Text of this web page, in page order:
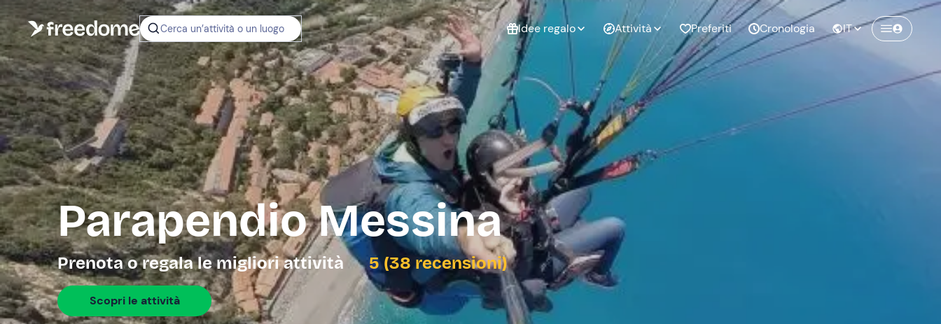
Cerca un’attività o un luogo Idee regalo
Non sai cosa
regalare?
Gift Card Freedome
Un regalo digitale che
lascia la libertà di
scegliere esperienze
outdoor in tutta Italia.
Regala una Gift Card
Esperienze da
regalare
Esperienze di
coppia
Compleanno
Laurea
Addio al
celibato
Attività Preferiti Cronologia IT
Parapendio Messina
Prenota o regala le migliori attività 5 (38 recensioni)
Scopri le attività
Crea un account Freedome
Unisciti a una community di avventurieri
come te e colleziona ricordi indimenticabili!